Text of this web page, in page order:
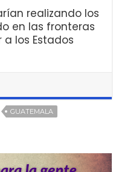
realizando los
en las fronteras
los Estados
GUATEMALA